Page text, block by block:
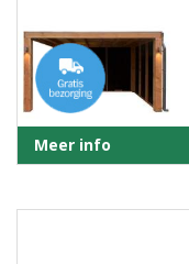
Meer info